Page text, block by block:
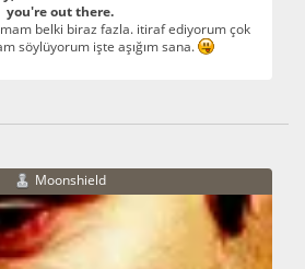
you're out there.
belki biraz fazla. itiraf ediyorum çok
söylüyorum işte aşığım sana.
Moonshield